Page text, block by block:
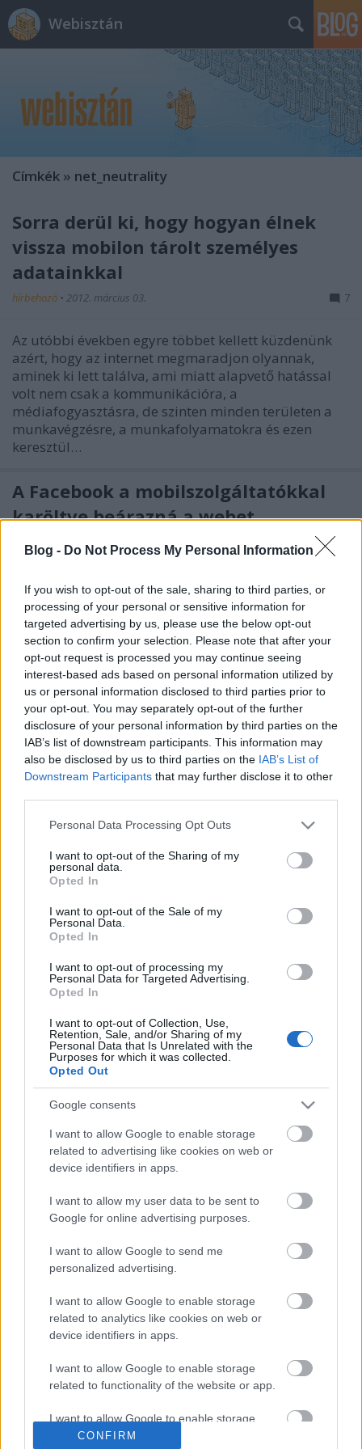
Blog - Do Not Process My Personal Information
If you wish to opt-out of the sale, sharing to third parties, or
processing of your personal or sensitive information for
targeted advertising by us, please use the below opt-out
section to confirm your selection. Please note that after your
opt-out request is processed you may continue seeing
interest-based ads based on personal information utilized by
us or personal information disclosed to third parties prior to
your opt-out. You may separately opt-out of the further
disclosure of your personal information by third parties on the
IAB’s list of downstream participants. This information may
also be disclosed by us to third parties on the IAB’s List of
Downstream Participants that may further disclose it to other
Please note that this website/app uses one or more Google
not limited to your visit or usage behaviour. You may click to
grant or deny consent to Google and its third-party tags to
use your data for below specified purposes in below Google
consent section.
Personal Data Processing Opt Outs
I want to opt-out of the Sharing of my
personal data.
Opted In
I want to opt-out of the Sale of my
Personal Data.
Opted In
I want to opt-out of processing my
Personal Data for Targeted Advertising.
Opted In
I want to opt-out of Collection, Use,
Retention, Sale, and/or Sharing of my
Personal Data that Is Unrelated with the
Purposes for which it was collected.
Opted Out
Google consents
I want to allow Google to enable storage
related to advertising like cookies on web or
device identifiers in apps.
I want to allow my user data to be sent to
Google for online advertising purposes.
I want to allow Google to send me
personalized advertising.
I want to allow Google to enable storage
related to analytics like cookies on web or
device identifiers in apps.
I want to allow Google to enable storage
related to functionality of the website or app.
I want to allow Google to enable storage
related to personalization.
CONFIRM
Webisztán
Címkék » net_neutrality
Sorra derül ki, hogy hogyan élnek
vissza mobilon tárolt személyes
adatainkkal
hírbehozó • 2012. március 03. 7
Az utóbbi években egyre többet kellett küzdenünk
azért, hogy az internet megmaradjon olyannak,
aminek ki lett találva, ami miatt alapvető hatással
volt nem csak a kommunikációra, a
médiafogyasztásra, de szinten minden területen a
munkavégzésre, a munkafolyamatokra és ezen
keresztül…
A Facebook a mobilszolgáltatókkal
karöltve beárazná a webet
hírbehozó •2010. május 19.
Első olvasatra még szimpatikus is lehet az a
törekvés, hogy a Facebook 40 országban állapodott
meg mobilszolgáltatókkal arról, hogy ingyen
biztosítja az alsóbb kategóriás készülékkel
rendelkező mobilfelhasználók számára a Facebook
elérését.Magyarországon a T-Mobile-lal állt…
Dollármilliárdos összefogás a Wifi
2.0-ért
2008. május 07.
és két másik cég együttesen 3,2 milliárd dollárt
12 milliárdra becsülik), melynek gerincét a WiMAX
technológia és a 2,5 GHz-es szélessáv adja. A
A nagy T-Com svindli, vagyis az
ungarische netsemlegesség
hírbehozó•2007. december 03.
Jocó hívta fel a figyelmemet, hogy baráti blogunkon
ma megjelent postra. Az Externet szerint az
alaphálózati szolgáltató - nevezett T-Com - fogta
magát, és egyszerűen lecsökkentette a
sávszélességet. Mit jelent mindez? Valószínűleg azt,
hogy a T-Com egyszerűen nem képes…
Net neutrality: mégis vannak
egyenlőbbek?
hírbehozó•2007. szeptember 07.
A szabványügyi vita, de még a Steve Jobs által
macianok sirámai is semmik ahhoz képest, ami a net
semlegességéről szóló vita jelent a jövő
szempontjából. Nem kevesebb forog kockán,
adat…
Év végi győzelem: 30 hónapig még
biztosan semleges az internet